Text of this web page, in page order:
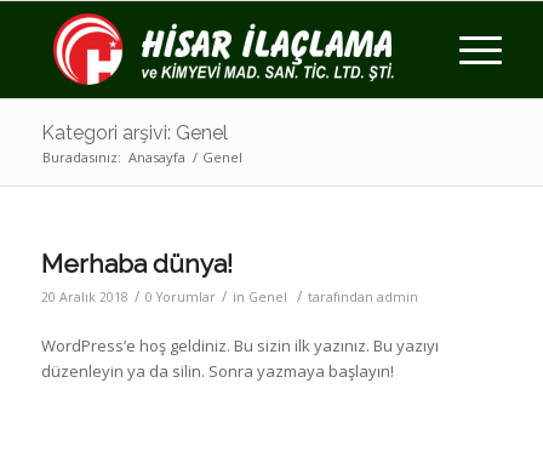
Kategori arşivi: Genel
Buradasınız: Anasayfa / Genel
Merhaba dünya!
20 Aralık 2018 / 0 Yorumlar / in Genel / tarafından admin
WordPress’e hoş geldiniz. Bu sizin ilk yazınız. Bu yazıyı
düzenleyin ya da silin. Sonra yazmaya başlayın!